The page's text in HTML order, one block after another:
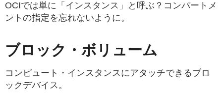
OCIでは単に「インスタンス」と呼ぶ？コンパートメ
ントの指定を忘れないように。
ブロック・ボリューム
コンピュート・インスタンスにアタッチできるブロ
ックデバイス。